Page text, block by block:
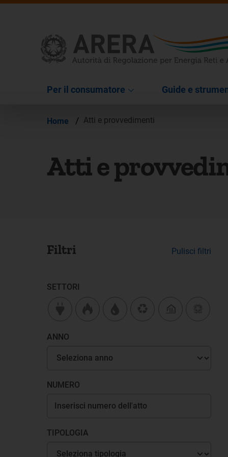
Per il consumatore Guide e
Home / Atti e provvedimenti
Atti e
Filtri Pulisci filtri
SETTORI
ANNO
NUMERO
TIPOLOGIA